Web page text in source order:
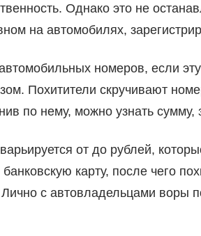
Однако это не
на автомобилях,
номеров, если
Похитители скручивают
по нему, можно узнать сумму,
от до рублей,
карту, после чего
с автовладельцами воры